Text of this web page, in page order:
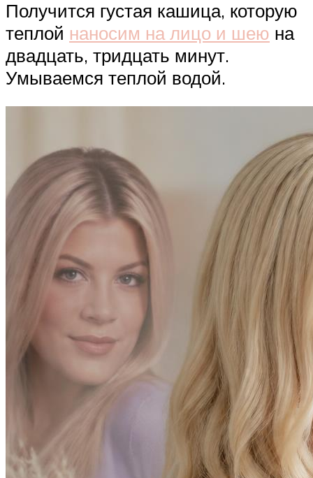
Получится густая кашица, которую
теплой наносим на лицо и шею на
двадцать, тридцать минут.
Умываемся теплой водой.